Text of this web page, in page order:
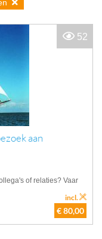
aan
of relaties? Vaar
€ 80,00
incl.
52